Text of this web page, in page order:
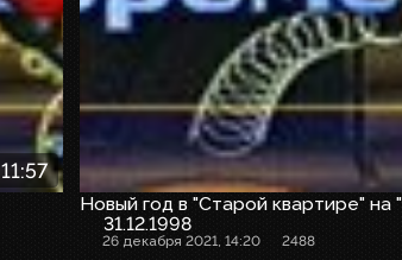
11:57
Новый год в "Старой квартире"
31.12.1998
26 декабря 2021, 14:20 2488